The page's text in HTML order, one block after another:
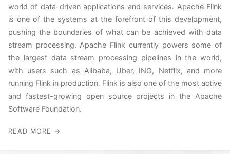
world of data-driven applications and services. Apache Flink
is one of the systems at the forefront of this development,
pushing the boundaries of what can be achieved with data
stream processing. Apache Flink currently powers some of
the largest data stream processing pipelines in the world,
with users such as Alibaba, Uber, ING, Netflix, and more
running Flink in production. Flink is also one of the most active
and fastest-growing open source projects in the Apache
Software Foundation.
READ MORE →